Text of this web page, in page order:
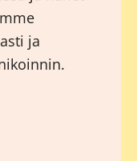
ja